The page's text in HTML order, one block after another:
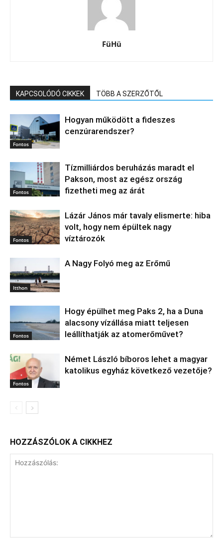
FüHü
KAPCSOLÓDÓ CIKKEK TÖBB A SZERZŐTŐL
Fontos
Hogyan működött a fideszes
cenzúrarendszer?
Fontos
Tízmilliárdos beruházás maradt el
Pakson, most az egész ország
fizetheti meg az árát
Fontos
Lázár János már tavaly elismerte: hiba
volt, hogy nem épültek nagy
víztározók
Itthon
A Nagy Folyó meg az Erőmű
Fontos
Hogy épülhet meg Paks 2, ha a Duna
alacsony vízállása miatt teljesen
leállíthatják az atomerőművet?
Fontos
Német László bíboros lehet a magyar
katolikus egyház következő vezetője?
HOZZÁSZÓLOK A CIKKHEZ